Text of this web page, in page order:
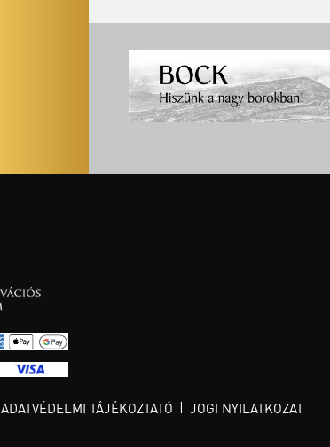
ADATVÉDELMI TÁJÉKOZTATÓ JOGI NYILATKOZAT